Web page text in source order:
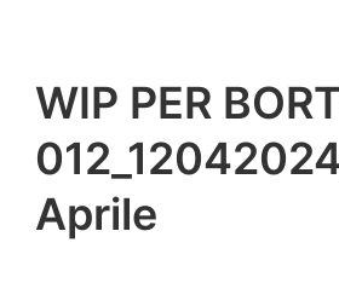
WIP PER
Aprile